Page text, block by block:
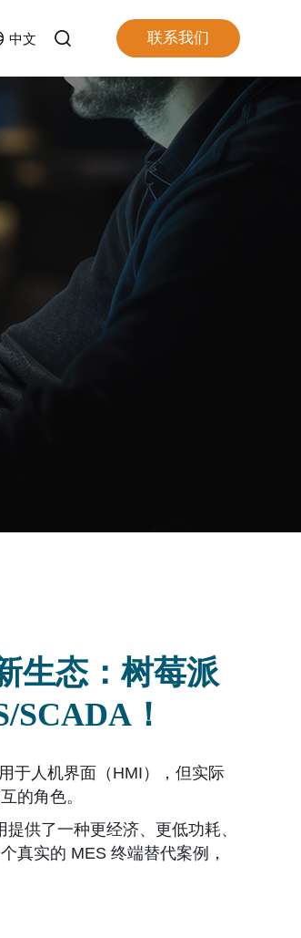
中文 联系我们
生态：树莓派
！
于人机界面（HMI），但实际
的角色。
供了一种更经济、更低功耗、
真实的 MES 终端替代案例，